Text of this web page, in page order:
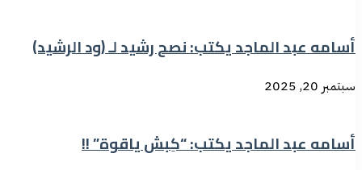
أسامه عبد الماجد يكتب: نصح رشيد لـ (ود الرشيد)
سبتمبر 20, 2025
أسامه عبد الماجد يكتب: “كِبش ياقوة” !!